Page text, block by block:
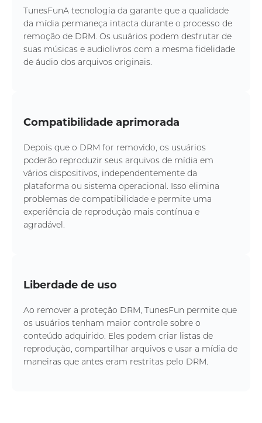
TunesFunA tecnologia da garante que a qualidade
da mídia permaneça intacta durante o processo de
remoção de DRM. Os usuários podem desfrutar de
suas músicas e audiolivros com a mesma fidelidade
de áudio dos arquivos originais.
Compatibilidade aprimorada
Depois que o DRM for removido, os usuários
poderão reproduzir seus arquivos de mídia em
vários dispositivos, independentemente da
plataforma ou sistema operacional. Isso elimina
problemas de compatibilidade e permite uma
experiência de reprodução mais contínua e
agradável.
Liberdade de uso
Ao remover a proteção DRM, TunesFun permite que
os usuários tenham maior controle sobre o
conteúdo adquirido. Eles podem criar listas de
reprodução, compartilhar arquivos e usar a mídia de
maneiras que antes eram restritas pelo DRM.